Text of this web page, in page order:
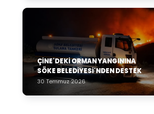
ÇINE'DEKI ORMAN YANGININA
SÖKE BELEDIYESI'NDEN DESTEK
30 Temmuz 2026